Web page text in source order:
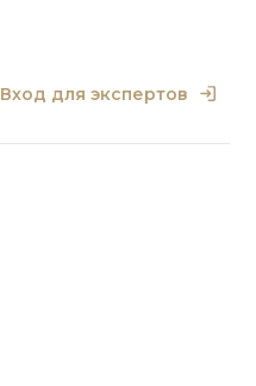
Вход для экспертов